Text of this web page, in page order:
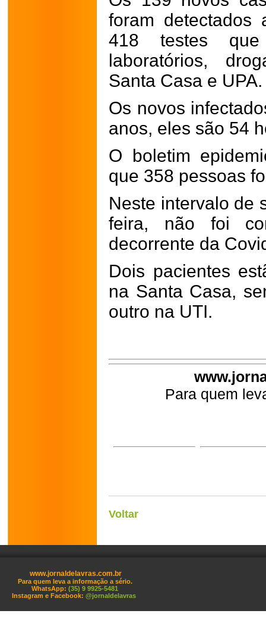
foram detectados
418 testes
laboratórios,
Santa Casa e UPA.
Os novos
anos, eles são 54
O boletim
que 358 pessoas
Neste intervalo de
feira, não foi
decorrente da
Dois pacientes
na Santa Casa,
outro na UTI.
Para quem
Voltar
www.jornaldelavras.com.br
Para quem leva a informação a sério.
WhatsApp: (35) 9 9925-5481
Instagram e Facebook: @jornaldelavras